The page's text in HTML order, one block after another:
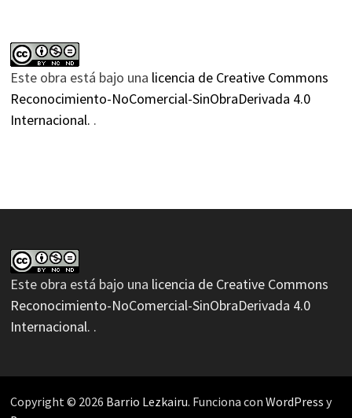
Este obra está bajo una licencia de Creative Commons
Reconocimiento-NoComercial-SinObraDerivada 4.0
Internacional. .
Este obra está bajo una licencia de Creative Commons
Reconocimiento-NoComercial-SinObraDerivada 4.0
Internacional. .
Copyright © 2026 Barrio Lezkairu. Funciona con WordPress y